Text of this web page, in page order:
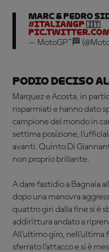
MARC & PEDRO
#ItalianGP 🇮🇹
— MotoGP™🏁
Podio deciso
Marquez e Acosta, in
risparmiati e hanno dato
campione del mondo in
settima posizione,
avanti. Quinto Di
non proprio brillante.
A dare fastidio a Bagnaia
dopo una manovra
quattro giri dalla fine si è
addirittura andato a
All’ultimo giro, nell’ultima
sferrato l’attacco e si è